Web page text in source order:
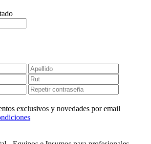
exclusivos y novedades por email